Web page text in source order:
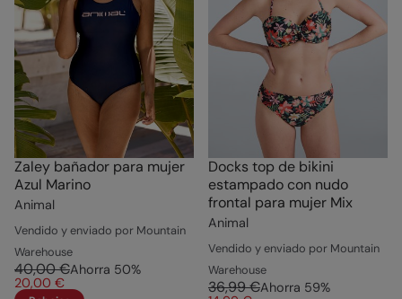
Zaley bañador para mujer
Azul Marino
Animal
Vendido y enviado por Mountain
Warehouse
40,00 €Ahorra 50%
20,00 €
Docks top de bikini
estampado con nudo
frontal para mujer Mix
Animal
Vendido y enviado por Mountain
Warehouse
36,99 €Ahorra 59%